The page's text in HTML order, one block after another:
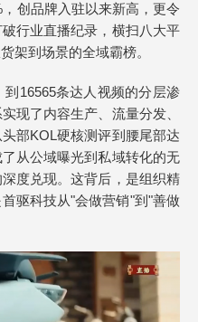
创品牌入驻以来新高，更令
行业直播纪录，横扫八大平
架到场景的全域霸榜。
16565条达人视频的分层渗
现了内容生产、流量分发、
部KOL硬核测评到腰尾部达
从公域曝光到私域转化的无
度兑现。这背后，是组织精
驱科技从"会做营销"到"善做